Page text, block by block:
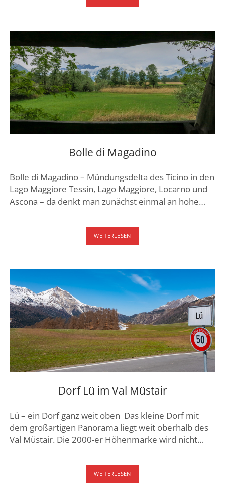
IM
Bolle di Magadino
Bolle di Magadino – Mündungsdelta des Ticino in den
Lago Maggiore Tessin, Lago Maggiore, Locarno und
Ascona – da denkt man zunächst einmal an hohe…
WEITERLESENBOLLE
DI
Dorf Lü im Val Müstair
Lü – ein Dorf ganz weit oben Das kleine Dorf mit
dem großartigen Panorama liegt weit oberhalb des
Val Müstair. Die 2000-er Höhenmarke wird nicht…
WEITERLESENDORF
LÜ